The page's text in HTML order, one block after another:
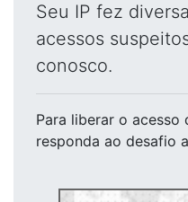
Seu IP fez
acessos
conosco.
Para liberar o acesso
responda ao desafio